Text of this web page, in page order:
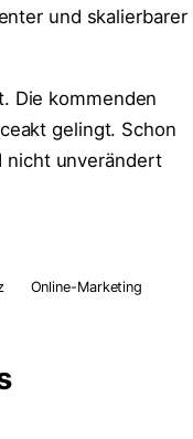
und skalierbarer
Die kommenden
gelingt. Schon
nicht unverändert
Online-Marketing